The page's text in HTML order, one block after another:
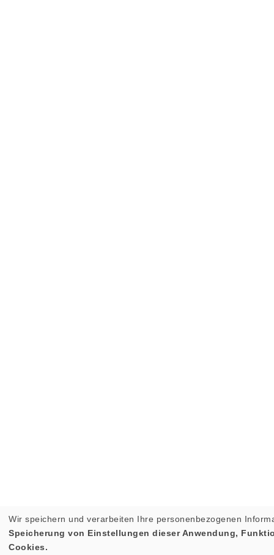
Wir speichern und verarbeiten Ihre personenbezogenen
Speicherung von Einstellungen dieser Anwendung,
Cookies.